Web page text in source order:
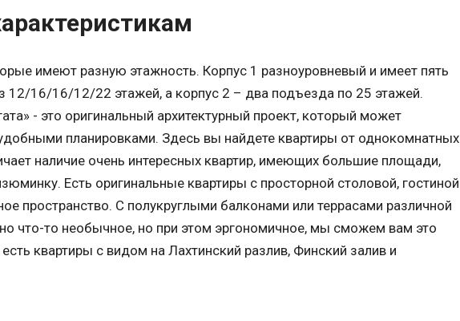
имеют разную этажность. Корпус 1 разноуровневый и имеет пять
12/16/16/12/22 этажей, а корпус 2 – два подъезда по 25 этажей.
- это оригинальный архитектурный проект, который может
планировками. Здесь вы найдете квартиры от однокомнатных
наличие очень интересных квартир, имеющих большие площади,
Есть оригинальные квартиры с просторной столовой, гостиной
пространство. С полукруглыми балконами или террасами различной
что-то необычное, но при этом эргономичное, мы сможем вам это
квартиры с видом на Лахтинский разлив, Финский залив и